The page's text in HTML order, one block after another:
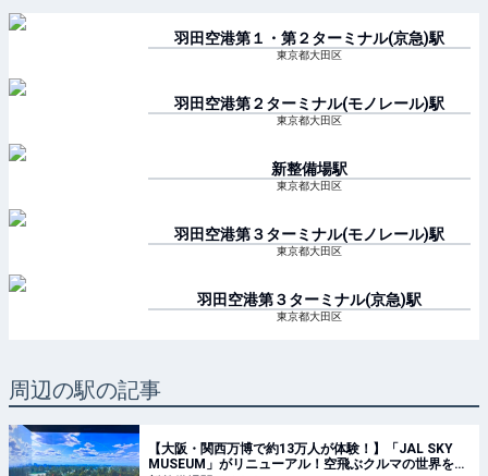
羽田空港第１・第２ターミナル(京急)駅
東京都大田区
羽田空港第２ターミナル(モノレール)駅
東京都大田区
新整備場駅
東京都大田区
羽田空港第３ターミナル(モノレール)駅
東京都大田区
羽田空港第３ターミナル(京急)駅
東京都大田区
周辺の駅の記事
【大阪・関西万博で約13万人が体験！】「JAL SKY
MUSEUM」がリニューアル！空飛ぶクルマの世界を体